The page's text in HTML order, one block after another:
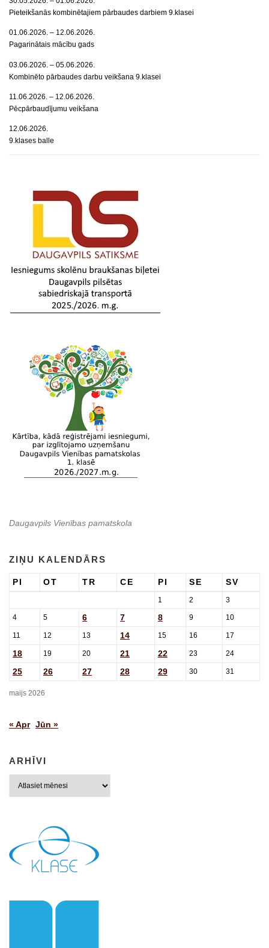
Pieteikšanās kombinētajiem pārbaudes darbiem 9.klasei
01.06.2026. – 12.06.2026.
Pagarinātais mācību gads
03.06.2026. – 05.06.2026.
Kombinēto pārbaudes darbu veikšana 9.klasei
11.06.2026. – 12.06.2026.
Pēcpārbaudījumu veikšana
12.06.2026.
9.klases balle
Daugavpils Vienības pamatskola
ZIŅU KALENDĀRS
maijs 2026
PI OT TR CE PI SE SV
1 2 3
4 5 6 7 8 9 10
11 12 13 14 15 16 17
18 19 20 21 22 23 24
25 26 27 28 29 30 31
« Apr Jūn »
ARHĪVI